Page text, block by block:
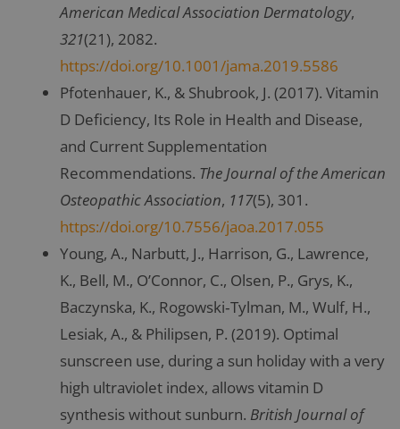
American Medical Association Dermatology,
321(21), 2082.
https://doi.org/10.1001/jama.2019.5586
Pfotenhauer, K., & Shubrook, J. (2017). Vitamin
D Deficiency, Its Role in Health and Disease,
and Current Supplementation
Recommendations. The Journal of the American
Osteopathic Association, 117(5), 301.
https://doi.org/10.7556/jaoa.2017.055
Young, A., Narbutt, J., Harrison, G., Lawrence,
K., Bell, M., O’Connor, C., Olsen, P., Grys, K.,
Baczynska, K., Rogowski‐Tylman, M., Wulf, H.,
Lesiak, A., & Philipsen, P. (2019). Optimal
sunscreen use, during a sun holiday with a very
high ultraviolet index, allows vitamin D
synthesis without sunburn. British Journal of